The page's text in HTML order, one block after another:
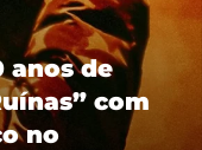
anos de
com
no